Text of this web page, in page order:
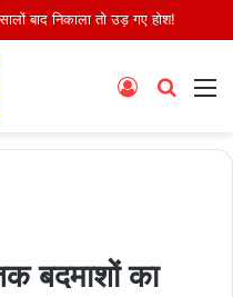
बाद निकाला तो उड़ गए होश!
Search
Log
बदमाशों का